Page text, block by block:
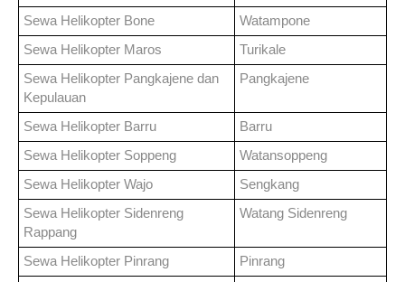
Sewa Helikopter Bone
Watampone
Sewa Helikopter Maros
Turikale
Sewa Helikopter Pangkajene dan
Kepulauan
Pangkajene
Sewa Helikopter Barru
Barru
Sewa Helikopter Soppeng
Watansoppeng
Sewa Helikopter Wajo
Sengkang
Sewa Helikopter Sidenreng
Rappang
Watang Sidenreng
Sewa Helikopter Pinrang
Pinrang